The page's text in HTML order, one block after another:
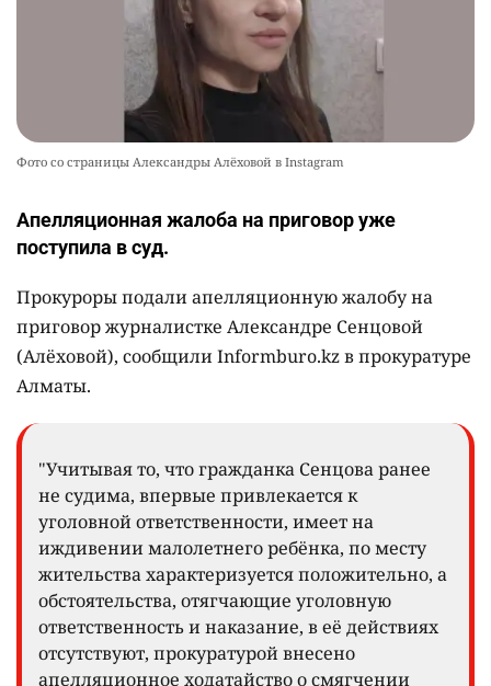
Фото со страницы Александры Алёховой в Instagram
Апелляционная жалоба на приговор уже
поступила в суд.
Прокуроры подали апелляционную жалобу на
приговор журналистке Александре Сенцовой
(Алёховой), сообщили Informburo.kz в прокуратуре
Алматы.
"Учитывая то, что гражданка Сенцова ранее
не судима, впервые привлекается к
уголовной ответственности, имеет на
иждивении малолетнего ребёнка, по месту
жительства характеризуется положительно, а
обстоятельства, отягчающие уголовную
ответственность и наказание, в её действиях
отсутствуют, прокуратурой внесено
апелляционное ходатайство о смягчении